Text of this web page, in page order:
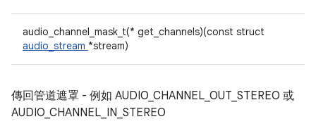
audio_channel_mask_t(* get_channels)(const struct
audio_stream *stream)
傳回管道遮罩 - 例如 AUDIO_CHANNEL_OUT_STEREO 或
AUDIO_CHANNEL_IN_STEREO